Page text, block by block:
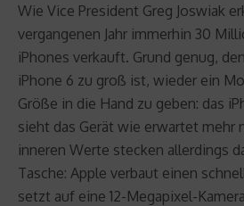
Wie Vice President Greg Joswiak
vergangenen Jahr immerhin 30
iPhones verkauft. Grund genug,
iPhone 6 zu groß ist, wieder ein
Größe in die Hand zu geben: das
sieht das Gerät wie erwartet mehr
inneren Werte stecken allerdings
Tasche: Apple verbaut einen
setzt auf eine 12-Megapixel-